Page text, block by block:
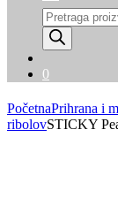
Products
search
0
PočetnaPrihrana i
ribolovSTICKY